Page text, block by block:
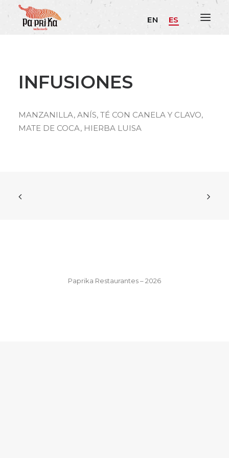
EN ES
INFUSIONES
MANZANILLA, ANÍS, TÉ CON CANELA Y CLAVO,
MATE DE COCA, HIERBA LUISA
Paprika Restaurantes – 2026